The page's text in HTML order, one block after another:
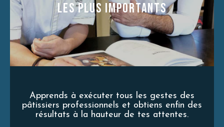
LES PLUS IMPORTANTS
Apprends à exécuter tous les gestes des
pâtissiers professionnels et obtiens enfin des
résultats à la hauteur de tes attentes.